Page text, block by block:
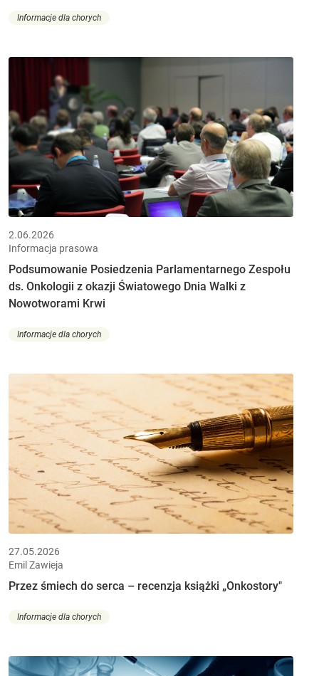
Informacje dla chorych
2.06.2026
Informacja prasowa
Podsumowanie Posiedzenia Parlamentarnego Zespołu
ds. Onkologii z okazji Światowego Dnia Walki z
Nowotworami Krwi
Informacje dla chorych
27.05.2026
Emil Zawieja
Przez śmiech do serca – recenzja książki „Onkostory"
Informacje dla chorych